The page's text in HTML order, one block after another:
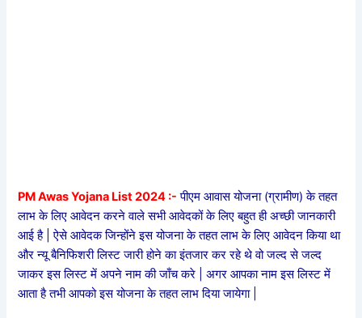
PM Awas Yojana List 2024 :- पीएम आवास योजना (ग्रामीण) के तहत
लाभ के लिए आवेदन करने वाले सभी आवेदकों के लिए बहुत ही अच्छी जानकारी
आई है | ऐसे आवेदक जिन्होंने इस योजना के तहत लाभ के लिए आवेदन किया था
और न्यू बैनिफिशरी लिस्ट जारी होने का इंतजार कर रहे थे वो जल्द से जल्द
जाकर इस लिस्ट में अपने नाम की जाँच करे | अगर आपका नाम इस लिस्ट में
आता है तभी आपको इस योजना के तहत लाभ दिया जायेगा |